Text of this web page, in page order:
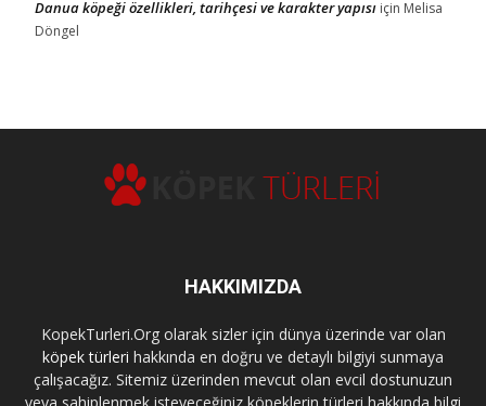
Danua köpeği özellikleri, tarihçesi ve karakter yapısı için Melisa
Döngel
HAKKIMIZDA
KopekTurleri.Org olarak sizler için dünya üzerinde var olan
köpek türleri hakkında en doğru ve detaylı bilgiyi sunmaya
çalışacağız. Sitemiz üzerinden mevcut olan evcil dostunuzun
veya sahiplenmek isteyeceğiniz köpeklerin türleri hakkında bilgi